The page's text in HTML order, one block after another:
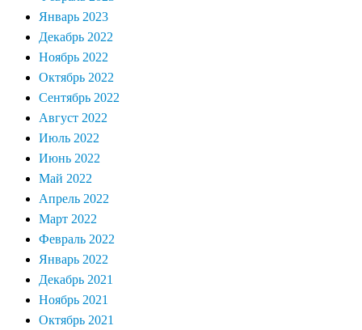
Январь 2023
Декабрь 2022
Ноябрь 2022
Октябрь 2022
Сентябрь 2022
Август 2022
Июль 2022
Июнь 2022
Май 2022
Апрель 2022
Март 2022
Февраль 2022
Январь 2022
Декабрь 2021
Ноябрь 2021
Октябрь 2021